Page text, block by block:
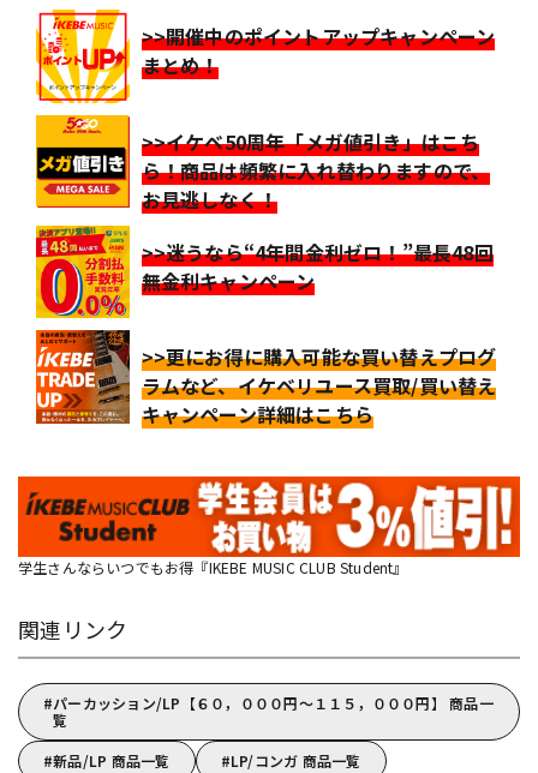
>>開催中のポイントアップキャンペーン
まとめ！
>>イケベ50周年「メガ値引き」はこち
ら！商品は頻繁に入れ替わりますので、
お見逃しなく！
>>迷うなら“4年間金利ゼロ！”最長48回
無金利キャンペーン
>>更にお得に購入可能な買い替えプログ
ラムなど、イケベリユース買取/買い替え
キャンペーン詳細はこちら
学生さんならいつでもお得『IKEBE MUSIC CLUB Student』
関連リンク
パーカッション/LP【６０，０００円～１１５，０００円】 商品一
覧
新品/LP 商品一覧
LP/コンガ 商品一覧